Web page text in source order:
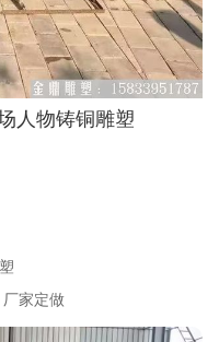
人物铸铜雕塑
家定做